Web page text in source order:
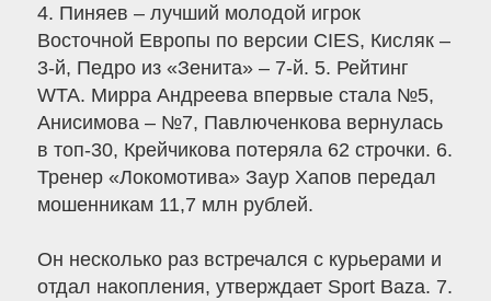
4. Пиняев – лучший молодой игрок
Восточной Европы по версии CIES, Кисляк –
3-й, Педро из «Зенита» – 7-й. 5. Рейтинг
WTA. Мирра Андреева впервые стала №5,
Анисимова – №7, Павлюченкова вернулась
в топ-30, Крейчикова потеряла 62 строчки. 6.
Тренер «Локомотива» Заур Хапов передал
мошенникам 11,7 млн рублей.
Он несколько раз встречался с курьерами и
отдал накопления, утверждает Sport Baza. 7.